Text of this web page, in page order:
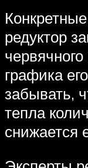
редуктор
графика
забывать,
тепла
снижается